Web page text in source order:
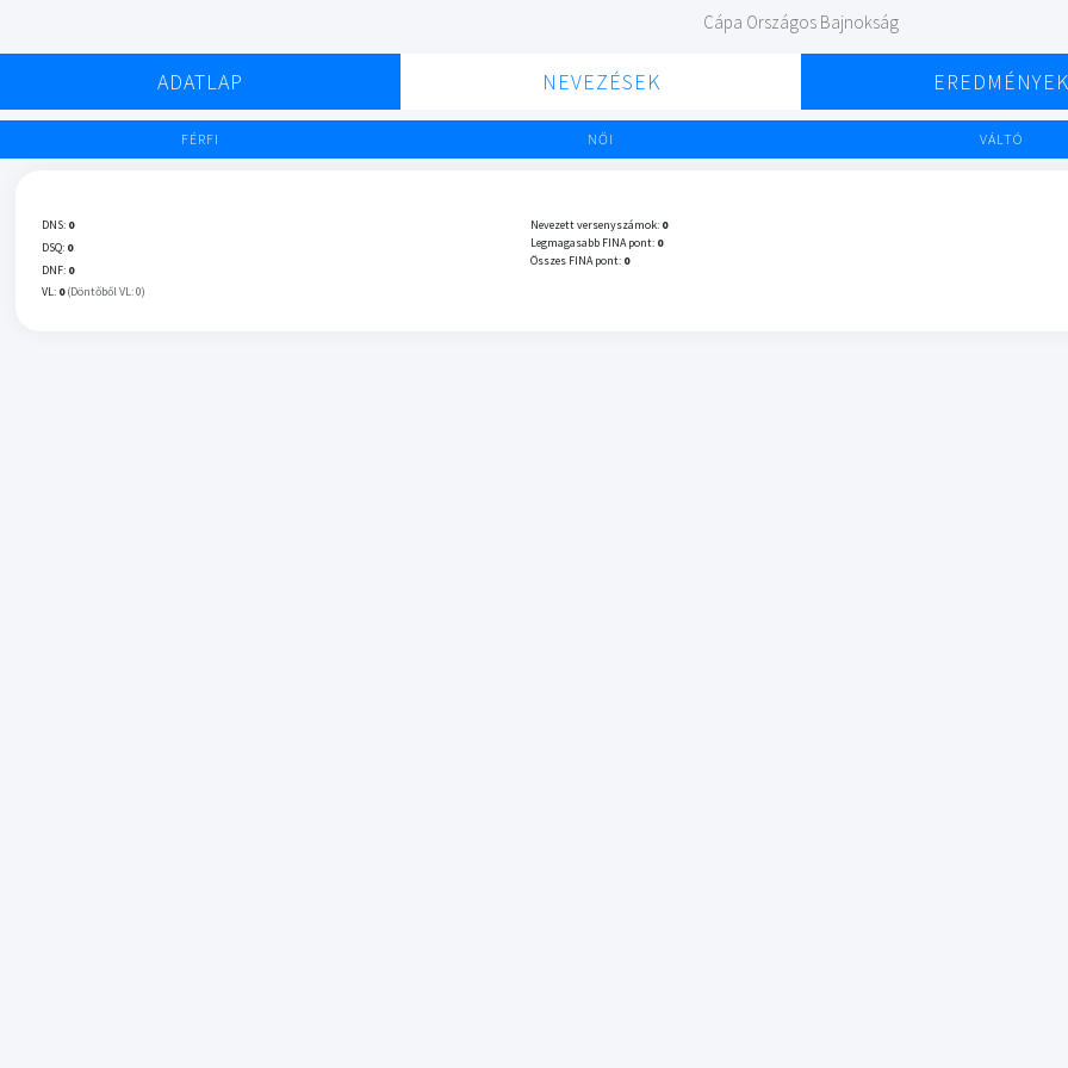
Cápa Országos Bajnokság
ADATLAP NEVEZÉSEK EREDMÉNYEK
FÉRFI NŐI VÁLTÓ
DNS: 0
DSQ: 0
DNF: 0
VL: 0 (Döntőből VL: 0)
Nevezett versenyszámok: 0
Legmagasabb FINA pont: 0
Összes FINA pont: 0